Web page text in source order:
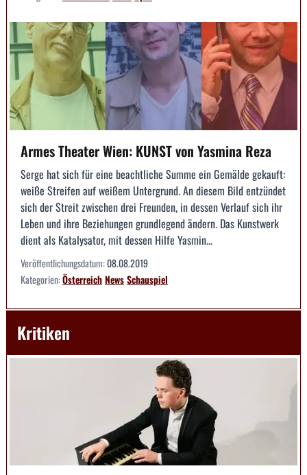
Armes Theater Wien: KUNST von Yasmina Reza
Serge hat sich für eine beachtliche Summe ein Gemälde gekauft:
weiße Streifen auf weißem Untergrund. An diesem Bild entzündet
sich der Streit zwischen drei Freunden, in dessen Verlauf sich ihr
Leben und ihre Beziehungen grundlegend ändern. Das Kunstwerk
dient als Katalysator, mit dessen Hilfe Yasmin...
Veröffentlichungsdatum:08.08.2019
Kategorien:ÖsterreichNewsSchauspiel
Kritiken